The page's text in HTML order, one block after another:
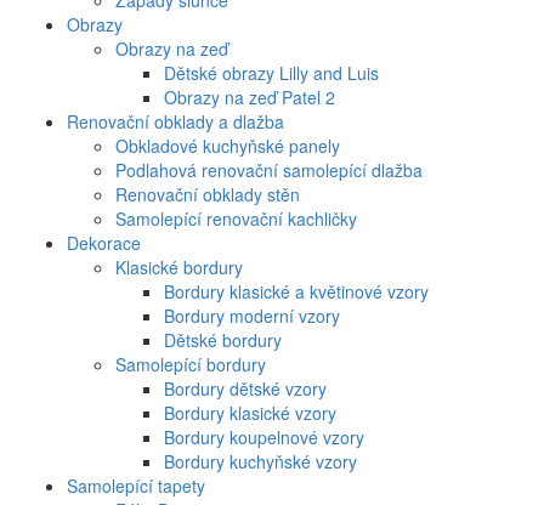
Obrazy
Obrazy na zeď
Dětské obrazy Lilly and Luis
Obrazy na zeď Patel 2
Renovační obklady a dlažba
Obkladové kuchyňské panely
Podlahová renovační samolepící dlažba
Renovační obklady stěn
Samolepící renovační kachličky
Dekorace
Klasické bordury
Bordury klasické a květinové vzory
Bordury moderní vzory
Dětské bordury
Samolepící bordury
Bordury dětské vzory
Bordury klasické vzory
Bordury koupelnové vzory
Bordury kuchyňské vzory
Samolepící tapety